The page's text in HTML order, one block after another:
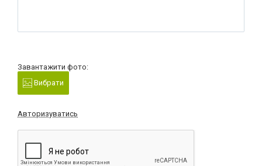
Завантажити фото:
Вибрати
Авторизуватись